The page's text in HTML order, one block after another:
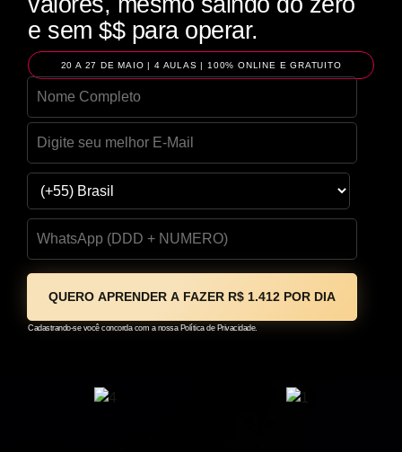
e sem $$ para operar.
20 A 27 DE MAIO | 4 AULAS | 100% ONLINE E GRATUITO
Cadastrando-se você concorda com a nossa Política de Privacidade.